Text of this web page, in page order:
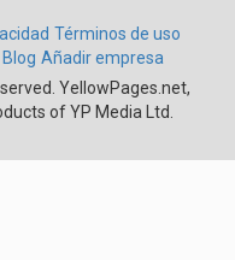
Términos de uso
Blog Añadir empresa
YellowPages.net,
of YP Media Ltd.